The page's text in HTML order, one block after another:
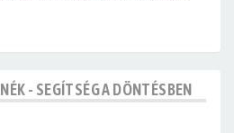
- SEGÍTSÉG A DÖNTÉSBEN